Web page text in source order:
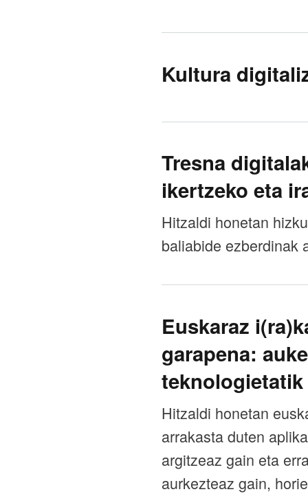
Kultura
Tresna
ikertzeko eta
Hitzaldi honetan
baliabide ezberdinak
Euskaraz
garapena:
Hitzaldi honetan
arrakasta duten
argitzeaz gain eta
aurkezteaz gain,